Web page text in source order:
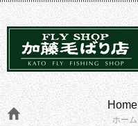
Home
ホーム